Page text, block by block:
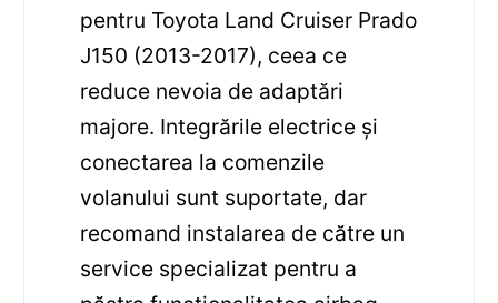
pentru Toyota Land Cruiser Prado
J150 (2013-2017), ceea ce
reduce nevoia de adaptări
majore. Integrările electrice și
conectarea la comenzile
volanului sunt suportate, dar
recomand instalarea de către un
service specializat pentru a